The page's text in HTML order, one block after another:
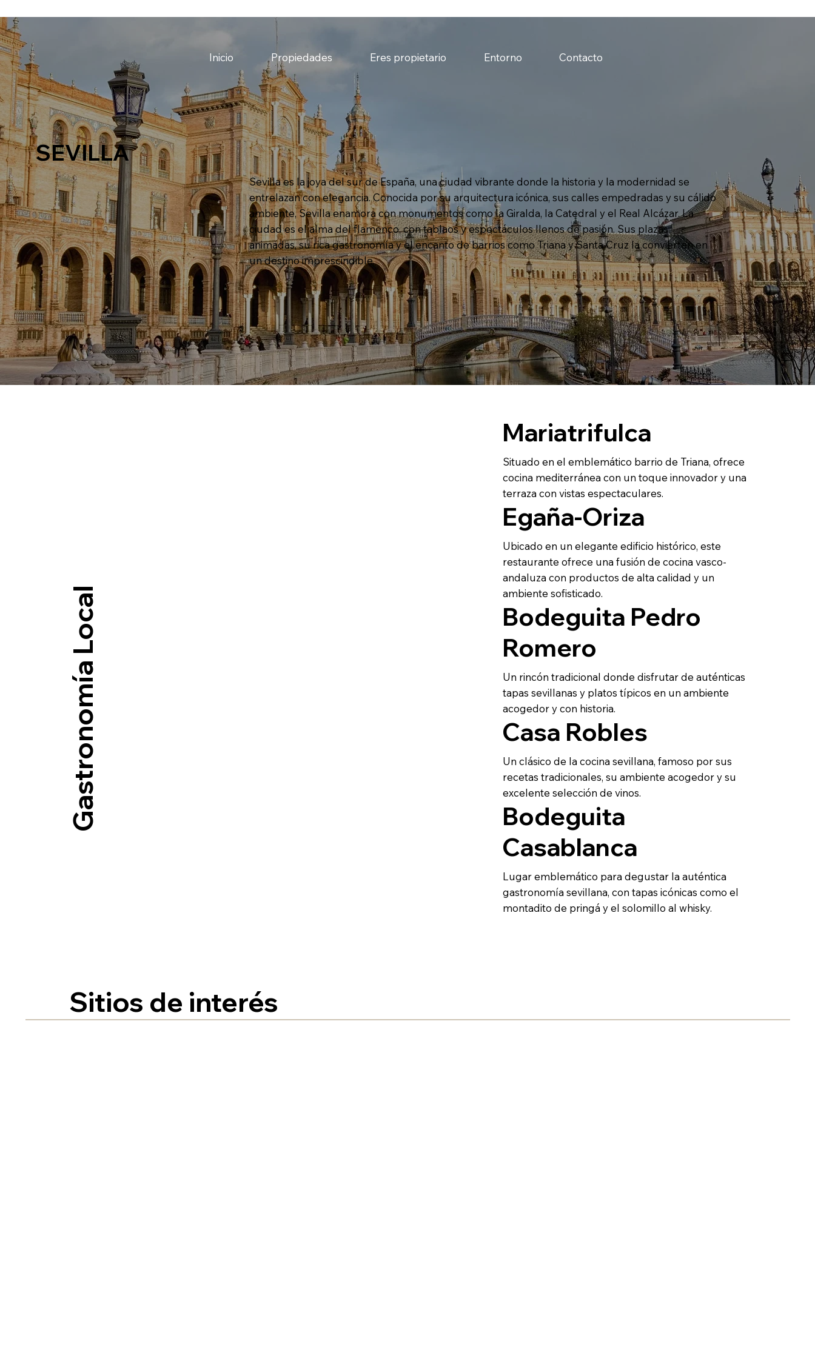
Inicio Propiedades Eres propietario Entorno Contacto
SEVILLA
Sevilla es la joya del sur de España, una ciudad vibrante donde la historia y la modernidad se
entrelazan con elegancia. Conocida por su arquitectura icónica, sus calles empedradas y su cálido
ambiente, Sevilla enamora con monumentos como la Giralda, la Catedral y el Real Alcázar. La
ciudad es el alma del flamenco, con tablaos y espectáculos llenos de pasión. Sus plazas
animadas, su rica gastronomía y el encanto de barrios como Triana y Santa Cruz la convierten en
un destino imprescindible.
Gastronomía Local
Situado en el emblemático barrio de Triana, ofrece
cocina mediterránea con un toque innovador y una
terraza con vistas espectaculares.
Mariatrifulca
Ubicado en un elegante edificio histórico, este
restaurante ofrece una fusión de cocina vasco-
andaluza con productos de alta calidad y un
ambiente sofisticado.
Egaña-Oriza
Un rincón tradicional donde disfrutar de auténticas
tapas sevillanas y platos típicos en un ambiente
acogedor y con historia.
Bodeguita Pedro
Romero
Un clásico de la cocina sevillana, famoso por sus
recetas tradicionales, su ambiente acogedor y su
excelente selección de vinos.
Casa Robles
Lugar emblemático para degustar la auténtica
gastronomía sevillana, con tapas icónicas como el
montadito de pringá y el solomillo al whisky.
Bodeguita
Casablanca
Sitios de interés